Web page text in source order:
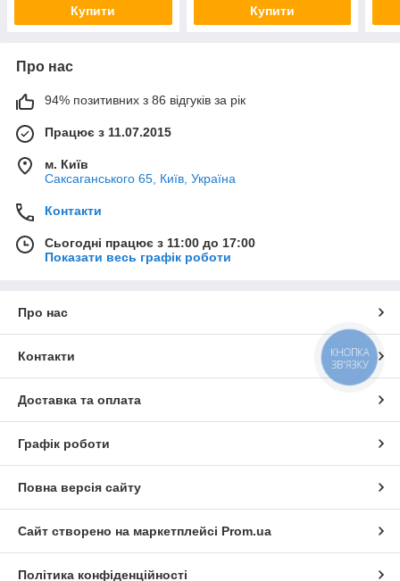
Купити Купити
Про нас
94% позитивних з 86 відгуків за рік
Працює з 11.07.2015
м. Київ
Саксаганського 65, Київ, Україна
Контакти
Сьогодні працює з 11:00 до 17:00
Показати весь графік роботи
Про нас
Контакти
Доставка та оплата
Графік роботи
Повна версія сайту
Сайт створено на маркетплейсі Prom.ua
Політика конфіденційності
КНОПКА
ЗВ'ЯЗКУ